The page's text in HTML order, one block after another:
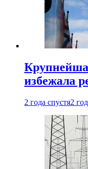
избежала
2 года спустя2